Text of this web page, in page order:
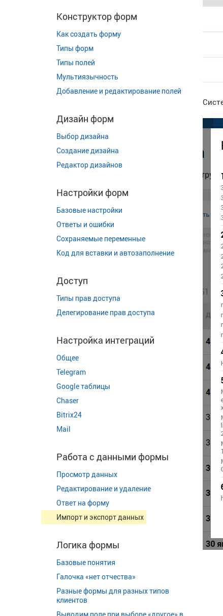
Конструктор форм
Как создать форму
Типы форм
Типы полей
Мультиязычность
Добавление и редактирование полей
Дизайн форм
Выбор дизайна
Создание дизайна
Редактор дизайнов
Настройки форм
Базовые настройки
Ответы и ошибки
Сохраняемые переменные
Код для вставки и автозаполнение
Доступ
Типы прав доступа
Делегирование прав доступа
Настройка интеграций
Общее
Telegram
Google таблицы
Chaser
Bitrix24
Mail
Работа с данными формы
Просмотр данных
Редактирование и удаление
Ответ на форму
Импорт и экспорт данных
Логика формы
Базовые понятия
Галочка «нет отчества»
Разные формы для разных типов
клиентов